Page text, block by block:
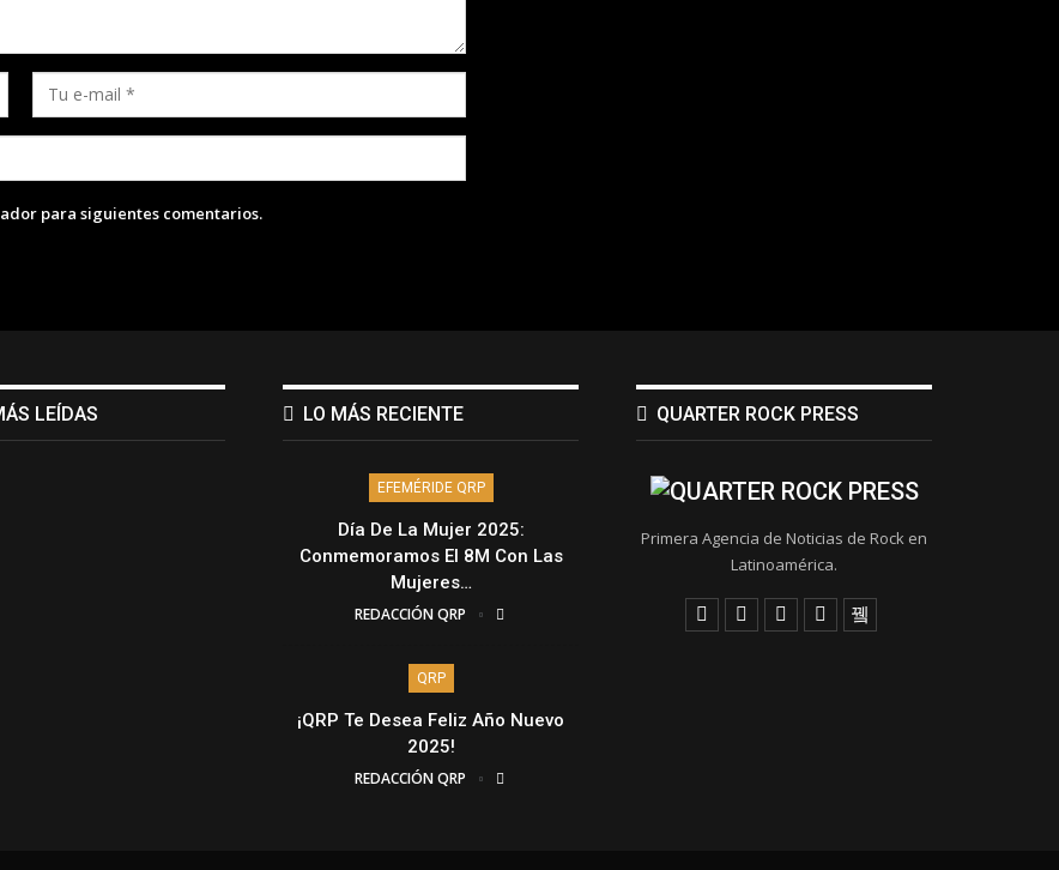
para siguientes comentarios.
LEÍDAS LO MÁS RECIENTE
EFEMÉRIDE QRP
Día De La Mujer 2025:
Conmemoramos El 8M Con Las
Mujeres…
REDACCIÓN QRP
QRP
¡QRP Te Desea Feliz Año Nuevo
2025!
REDACCIÓN QRP
QUARTER ROCK PRESS
Primera Agencia de Noticias de Rock en
Latinoamérica.